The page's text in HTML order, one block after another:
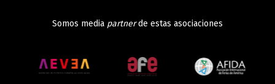
Somos media partnerde estas asociaciones